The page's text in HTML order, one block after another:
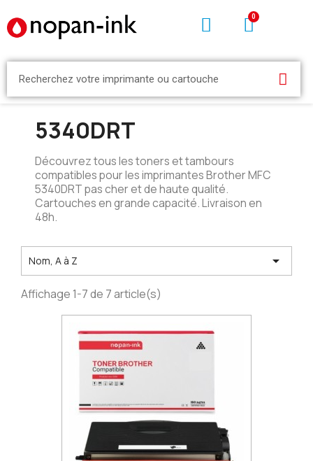
5340DRT
Découvrez tous les toners et tambours
compatibles pour les imprimantes Brother MFC
5340DRT pas cher et de haute qualité.
Cartouches en grande capacité. Livraison en
48h.
Nom, A à Z 
Affichage 1-7 de 7 article(s)